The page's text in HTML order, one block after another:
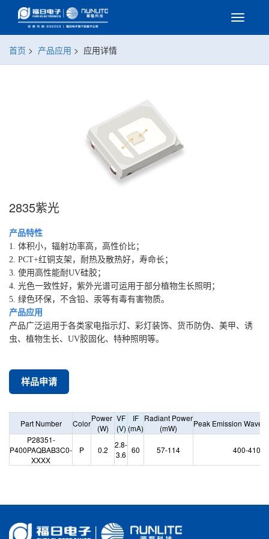
首页 > 产品应用 > 应用详情
2835紫光
产品特性
1. 体积小，辐射功率高，高性价比；
2. PCT+红铜支架，耐热及散热好，寿命长；
3. 使用高性能耐UV硅胶；
4. 光色一致性好，紫外光谱可运用于部分植物生长照明；
5. 绿色环保，不含铅、汞等有毒有害物质。
产品应用
产品广泛运用于各类家电指示灯、彩灯装饰、货币防伪、美甲、诱
虫、植物生长、UV胶固化、特种照明等。
样品申请
Part Number Color
Power
(W)
VF
(V)
IF
(mA)
Radiant Power
(mW)
Peak Emission
P28351-
P400PAQBAB3C0-
XXXX
P 0.2
2.8-
3.6 60 57-114 400-410